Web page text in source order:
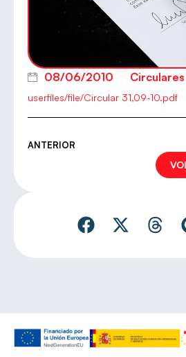
08/06/2010 Circulares
userfiles/file/Circular 31,09-10.pdf
ANTERIOR